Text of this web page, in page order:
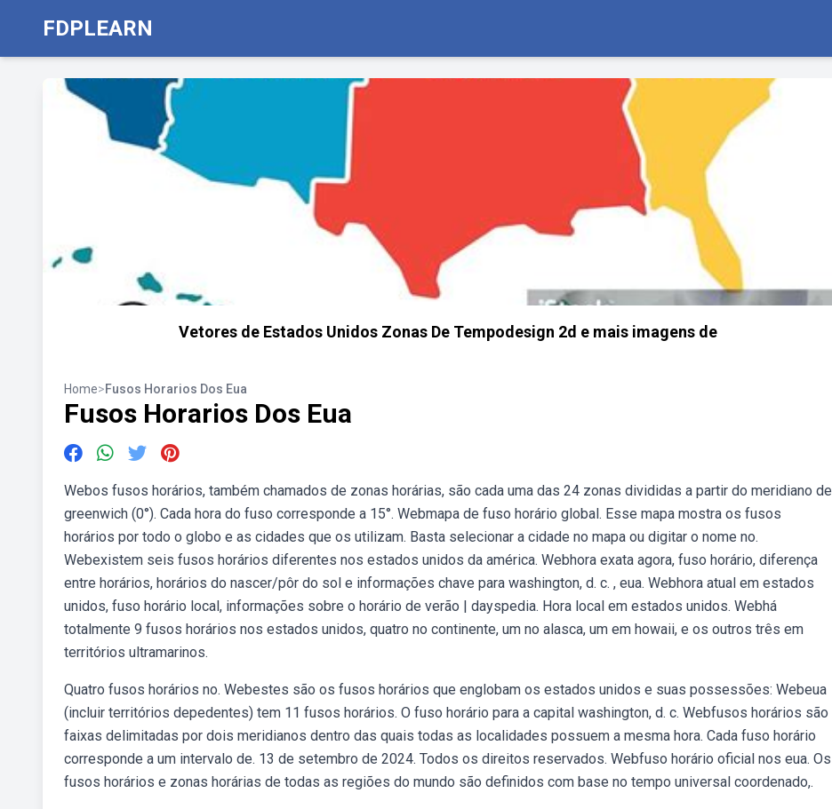
FDPLEARN
Vetores de Estados Unidos Zonas De Tempodesign 2d e mais imagens de
Home>Fusos Horarios Dos Eua
Fusos Horarios Dos Eua
Webos fusos horários, também chamados de zonas horárias, são cada uma das 24 zonas divididas a partir do meridiano de
greenwich (0°). Cada hora do fuso corresponde a 15°. Webmapa de fuso horário global. Esse mapa mostra os fusos
horários por todo o globo e as cidades que os utilizam. Basta selecionar a cidade no mapa ou digitar o nome no.
Webexistem seis fusos horários diferentes nos estados unidos da américa. Webhora exata agora, fuso horário, diferença
entre horários, horários do nascer/pôr do sol e informações chave para washington, d. c. , eua. Webhora atual em estados
unidos, fuso horário local, informações sobre o horário de verão | dayspedia. Hora local em estados unidos. Webhá
totalmente 9 fusos horários nos estados unidos, quatro no continente, um no alasca, um em howaii, e os outros três em
territórios ultramarinos.
Quatro fusos horários no. Webestes são os fusos horários que englobam os estados unidos e suas possessões: Webeua
(incluir territórios depedentes) tem 11 fusos horários. O fuso horário para a capital washington, d. c. Webfusos horários são
faixas delimitadas por dois meridianos dentro das quais todas as localidades possuem a mesma hora. Cada fuso horário
corresponde a um intervalo de. 13 de setembro de 2024. Todos os direitos reservados. Webfuso horário oficial nos eua. Os
fusos horários e zonas horárias de todas as regiões do mundo são definidos com base no tempo universal coordenado,.